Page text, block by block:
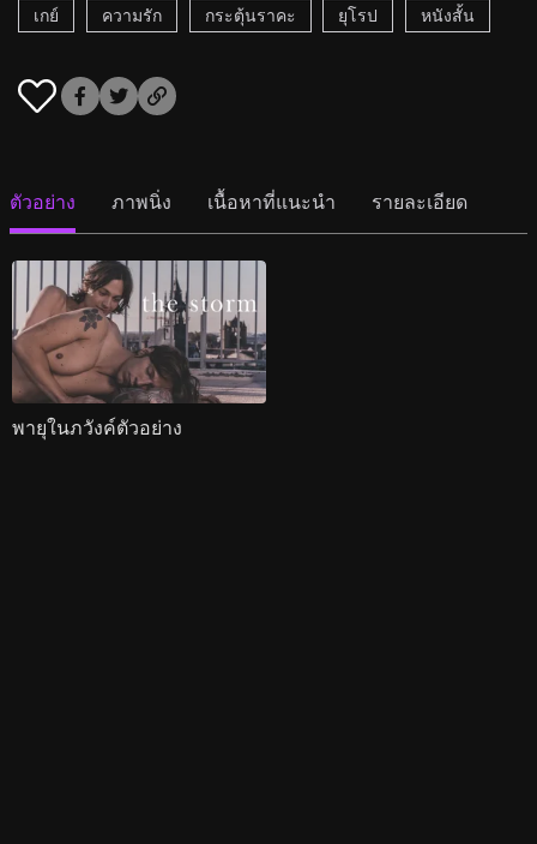
เกย์
ความรัก กระตุ้นราคะ ยุโรป หนังสั้น
ตัวอย่าง ภาพนิ่ง เนื้อหาที่แนะนำ รายละเอียด
พายุในภวังค์ตัวอย่าง